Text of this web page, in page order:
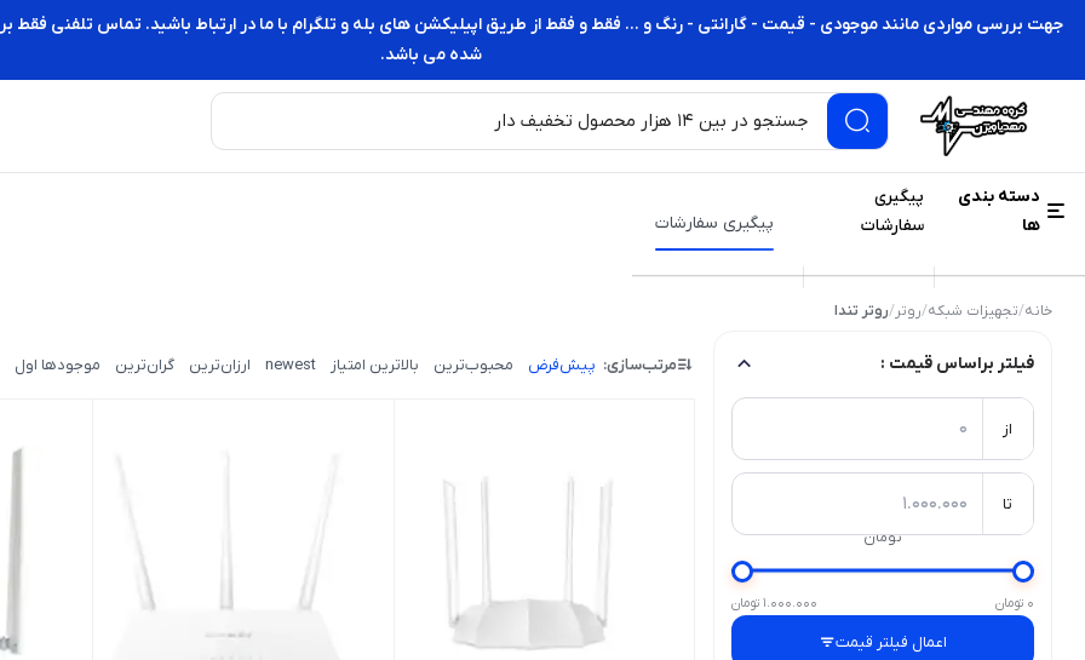
جهت بررسی مواردی مانند موجودی - قیمت - گارانتی - رنگ و ... فقط و فقط از طریق اپیلیکشن های بله و تلگرام با ما در ارتباط باشید. تماس تلفنی
شده می باشد.
دسته بندی
ها
پیگیری
سفارشات
پیگیری سفارشات
خانه/تجهیزات شبکه/روتر/روتر تندا
فیلتر براساس قیمت :
از
تا
تومان
0 تومان 1.000.000 تومان
اعمال فیلتر قیمت
مرتب‌سازی: پیش‌فرض محبوب‌ترین بالاترین امتیاز newest ارزان‌ترین گران‌ترین موجودها اول